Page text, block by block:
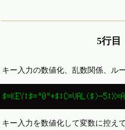
5行目
キー入力の数値化、乱数関係、ル
$=KEY:$="0"+$:C=VAL($)-
キー入力を数値化して変数に控え